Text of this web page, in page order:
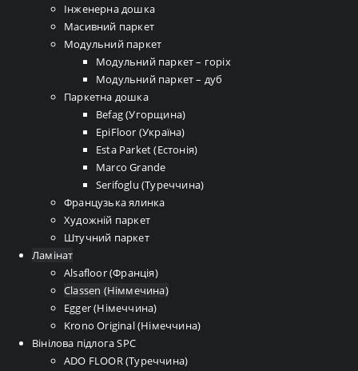
Інженерна дошка
Масивний паркет
Модульний паркет
Модульний паркет – горіх
Модульний паркет – дуб
Паркетна дошка
Befag (Угорщина)
EpiFloor (Україна)
Esta Parket (Естонія)
Marco Grande
Serifoglu (Туреччина)
Французька ялинка
Художній паркет
Штучний паркет
Ламінат
Alsafloor (Франція)
Classen (Німмечина)
Egger (Німеччина)
Krono Original (Німеччина)
Вінілова підлога SPC
ADO FLOOR (Туреччина)